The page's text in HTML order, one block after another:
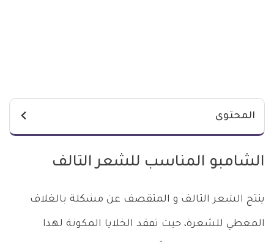
المحتوى
الشامبو المناسب للشعر التالف
ينتج الشعر التالف و المتقصف عن مشكلة بالغلاف
المغطي للشعرة، حيث تفقد الخلايا المكونة لهذا